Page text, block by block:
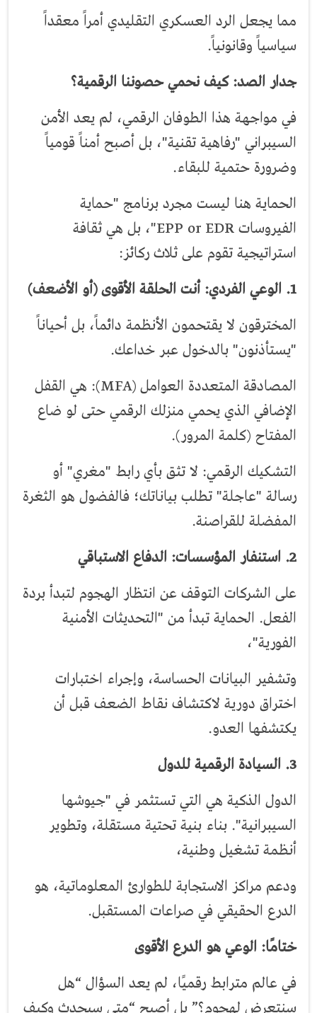
مما يجعل الرد العسكري التقليدي أمراً معقداً
سياسياً وقانونياً.
جدار الصد: كيف نحمي حصوننا الرقمية؟
في مواجهة هذا الطوفان الرقمي، لم يعد الأمن
السيبراني "رفاهية تقنية"، بل أصبح أمناً قومياً
وضرورة حتمية للبقاء.
الحماية هنا ليست مجرد برنامج "حماية
الفيروسات EPP or EDR"، بل هي ثقافة
استراتيجية تقوم على ثلاث ركائز:
1. الوعي الفردي: أنت الحلقة الأقوى (أو الأضعف)
المخترقون لا يقتحمون الأنظمة دائماً، بل أحياناً
"يستأذنون" بالدخول عبر خداعك.
المصادقة المتعددة العوامل (MFA): هي القفل
الإضافي الذي يحمي منزلك الرقمي حتى لو ضاع
المفتاح (كلمة المرور).
التشكيك الرقمي: لا تثق بأي رابط "مغري" أو
رسالة "عاجلة" تطلب بياناتك؛ فالفضول هو الثغرة
المفضلة للقراصنة.
2. استنفار المؤسسات: الدفاع الاستباقي
على الشركات التوقف عن انتظار الهجوم لتبدأ بردة
الفعل. الحماية تبدأ من "التحديثات الأمنية
الفورية"،
وتشفير البيانات الحساسة، وإجراء اختبارات
اختراق دورية لاكتشاف نقاط الضعف قبل أن
يكتشفها العدو.
3. السيادة الرقمية للدول
الدول الذكية هي التي تستثمر في "جيوشها
السيبرانية". بناء بنية تحتية مستقلة، وتطوير
أنظمة تشغيل وطنية،
ودعم مراكز الاستجابة للطوارئ المعلوماتية، هو
الدرع الحقيقي في صراعات المستقبل.
ختامًا: الوعي هو الدرع الأقوى
في عالم مترابط رقميًا، لم يعد السؤال “هل